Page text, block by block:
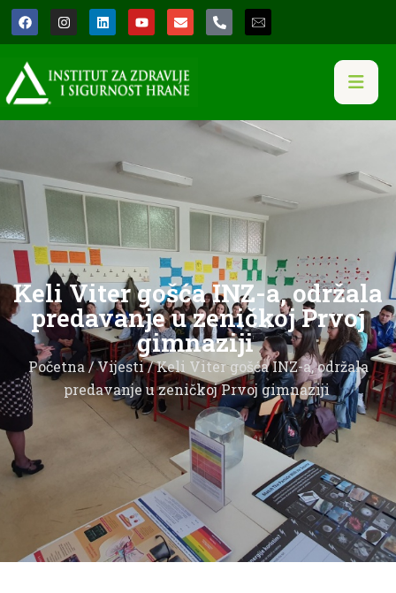
Keli Viter gošća INZ-a, održala
predavanje u zeničkoj Prvoj
gimnaziji
Početna/Vijesti/ Keli Viter gošća INZ-a, održala
predavanje u zeničkoj Prvoj gimnaziji